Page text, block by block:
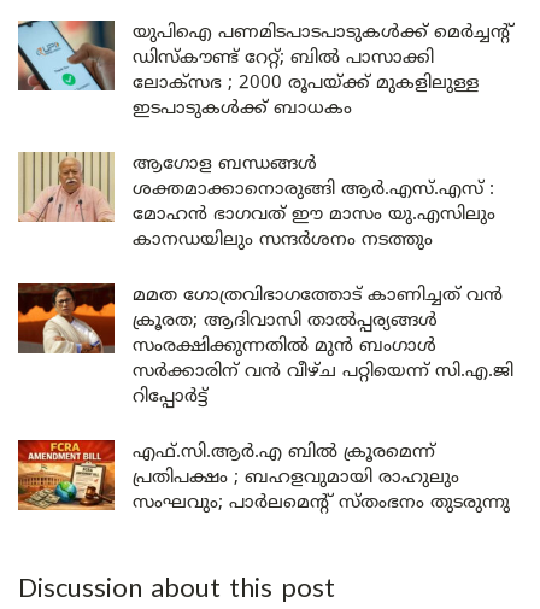
യുപിഐ പണമിടപാടപാടുകൾക്ക് മെർച്ചന്റ്
ഡിസ്കൗണ്ട് റേറ്റ്; ബിൽ പാസാക്കി
ലോക്സഭ ; 2000 രൂപയ്ക്ക് മുകളിലുള്ള
ഇടപാടുകൾക്ക് ബാധകം
ആഗോള ബന്ധങ്ങൾ
ശക്തമാക്കാനൊരുങ്ങി ആർ.എസ്.എസ് :
മോഹൻ ഭാഗവത് ഈ മാസം യു.എസിലും
കാനഡയിലും സന്ദർശനം നടത്തും
മമത ഗോത്രവിഭാഗത്തോട് കാണിച്ചത് വൻ
ക്രൂരത; ആദിവാസി താൽപ്പര്യങ്ങൾ
സംരക്ഷിക്കുന്നതിൽ മുൻ ബംഗാൾ
സർക്കാരിന് വൻ വീഴ്ച പറ്റിയെന്ന് സി.എ.ജി
റിപ്പോർട്ട്
എഫ്.സി.ആർ.എ ബിൽ ക്രൂരമെന്ന്
പ്രതിപക്ഷം ; ബഹളവുമായി രാഹുലും
സംഘവും; പാർലമെന്റ് സ്തംഭനം തുടരുന്നു
Discussion about this post